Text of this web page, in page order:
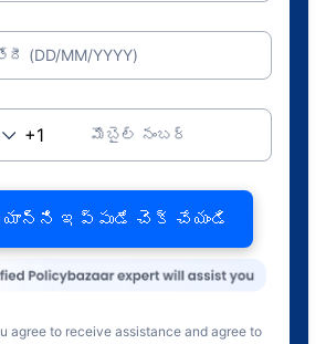
(DD/MM/YYYY)
మొబైల్ నంబర్
ఇప్పుడే చెక్ చేయండి
agree to receive assistance and agree to